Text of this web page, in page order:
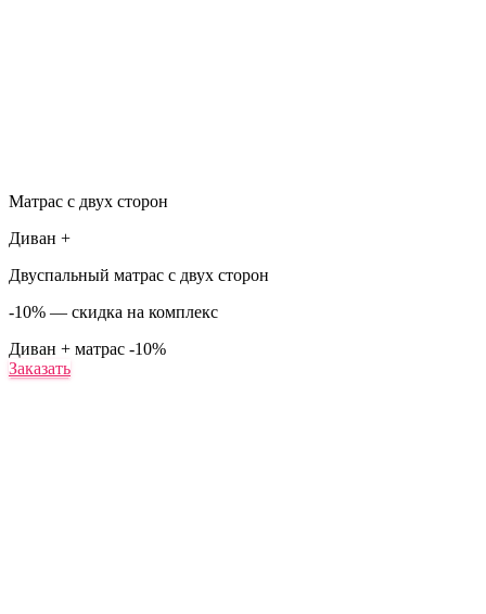
Матрас с двух сторон
Диван +
Двуспальный матрас с двух сторон
-10% — скидка на комплекс
Диван + матрас -10%
Заказать